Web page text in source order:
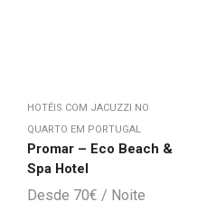
HOTÉIS COM JACUZZI NO
QUARTO EM PORTUGAL
Promar – Eco Beach &
Spa Hotel
70€